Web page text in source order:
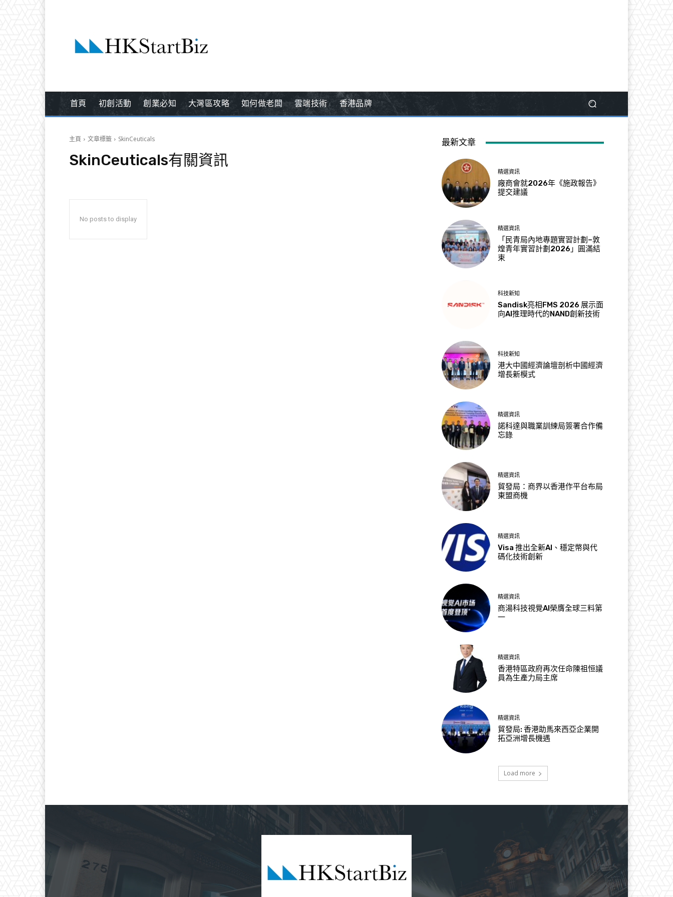
首頁 初創活動 創業必知 大灣區攻略 如何做老闆 雲端技術 香港品牌
主頁 文章標籤 SkinCeuticals
SkinCeuticals有關資訊
No posts to display
最新文章
精選資訊
廠商會就2026年《施政報告》
提交建議
精選資訊
「民青局內地專題實習計劃–敦
煌青年實習計劃2026」圓滿結
束
科技新知
Sandisk亮相FMS 2026 展示面
向AI推理時代的NAND創新技術
科技新知
港大中國經濟論壇剖析中國經濟
增長新模式
精選資訊
諾科達與職業訓練局簽署合作備
忘錄
精選資訊
貿發局：商界以香港作平台布局
東盟商機
精選資訊
Visa 推出全新AI、穩定幣與代
碼化技術創新
精選資訊
商湯科技視覺AI榮膺全球三料第
一
精選資訊
香港特區政府再次任命陳祖恒議
員為生產力局主席
精選資訊
貿發局: 香港助馬來西亞企業開
拓亞洲增長機遇
Load more